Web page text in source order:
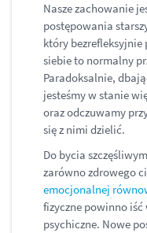
Nasze zachowanie
postępowania
który
siebie to normalny
Paradoksalnie,
jesteśmy w stanie
oraz odczuwamy
się z nimi dzielić.
Do bycia
zarówno zdrowego
emocjonalnej
fizyczne powinno iść
psychiczne. Nowe